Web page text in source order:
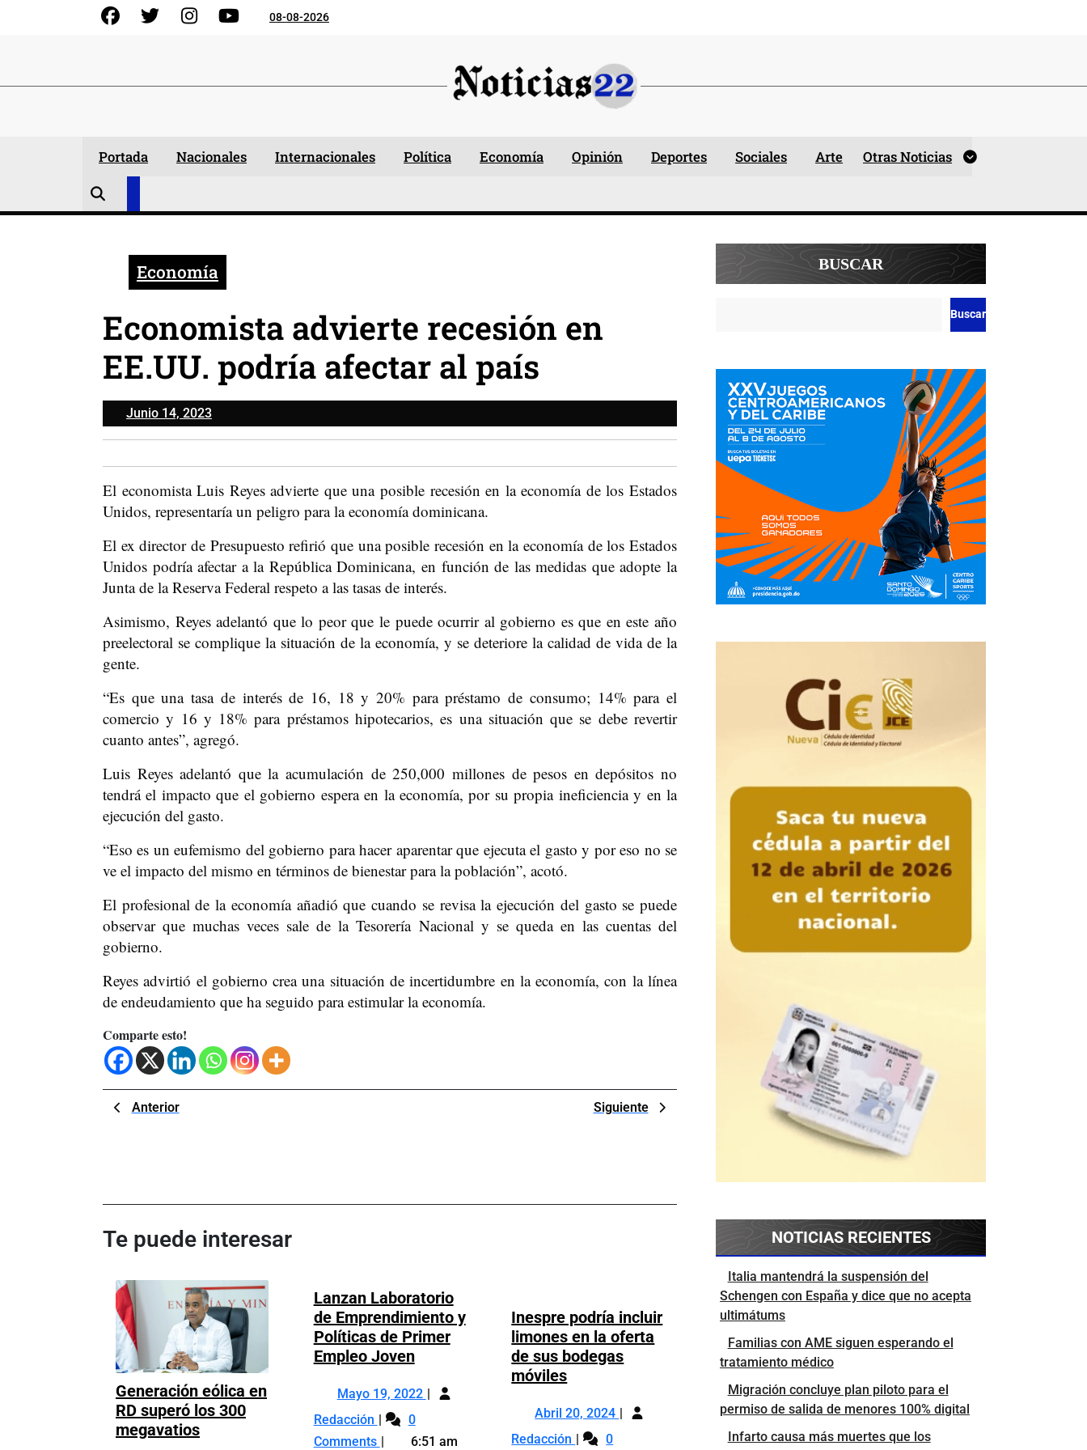
FacebookGorjeo InstagramYouTube08-08-2026
Portada Nacionales Internacionales Política Economía Opinión Deportes Sociales Arte Otras Noticias
Economía
Economista advierte recesión en
EE.UU. podría afectar al país
Junio 14, 2023Junio
14,
El economista Luis Reyes advierte que una posible recesión en la economía de los Estados
Unidos, representaría un peligro para la economía dominicana.
El ex director de Presupuesto refirió que una posible recesión en la economía de los Estados
Unidos podría afectar a la República Dominicana, en función de las medidas que adopte la
Junta de la Reserva Federal respeto a las tasas de interés.
Asimismo, Reyes adelantó que lo peor que le puede ocurrir al gobierno es que en este año
preelectoral se complique la situación de la economía, y se deteriore la calidad de vida de la
gente.
“Es que una tasa de interés de 16, 18 y 20% para préstamo de consumo; 14% para el
comercio y 16 y 18% para préstamos hipotecarios, es una situación que se debe revertir
cuanto antes”, agregó.
Luis Reyes adelantó que la acumulación de 250,000 millones de pesos en depósitos no
tendrá el impacto que el gobierno espera en la economía, por su propia ineficiencia y en la
ejecución del gasto.
“Eso es un eufemismo del gobierno para hacer aparentar que ejecuta el gasto y por eso no se
ve el impacto del mismo en términos de bienestar para la población”, acotó.
El profesional de la economía añadió que cuando se revisa la ejecución del gasto se puede
observar que muchas veces sale de la Tesorería Nacional y se queda en las cuentas del
gobierno.
Reyes advirtió el gobierno crea una situación de incertidumbre en la economía, con la línea
de endeudamiento que ha seguido para estimular la economía.
Comparte esto!
Navegación
AnteriorPrevious
Siguiente
Te puede interesar
Generación eólica en
RD superó los 300
megavatiosGeneración
Lanzan Laboratorio
de Emprendimiento y
Políticas de Primer
Empleo JovenLanzan
de
Emprendimiento
y
Mayo 19, 2022 Mayo
Redacción Lanzan
Laboratorio
0
Comments
6:51 am
Inespre podría incluir
limones en la oferta
de sus bodegas
móvilesInespre
incluir
limones
Abril 20, 2024 Abril
Redacción Inespre
0
BUSCAR
Buscar
NOTICIAS RECIENTES
Italia mantendrá la suspensión del
Schengen con España y dice que no acepta
ultimátums
Familias con AME siguen esperando el
tratamiento médico
Migración concluye plan piloto para el
permiso de salida de menores 100% digital
Infarto causa más muertes que los